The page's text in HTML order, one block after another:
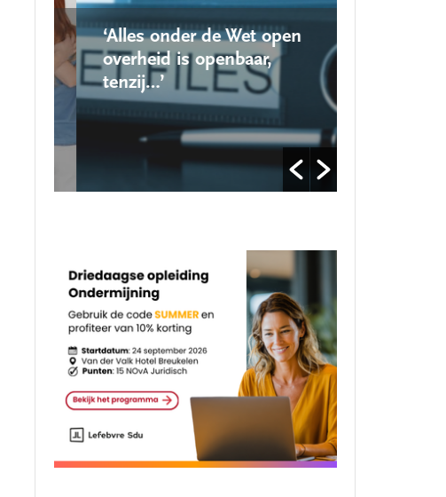
‘Alles onder de Wet open
overheid is openbaar,
tenzij…’